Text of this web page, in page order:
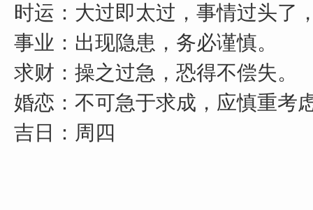
时运：大过即太过，事情过头了
事业：出现隐患，务必谨慎。
求财：操之过急，恐得不偿失。
婚恋：不可急于求成，应慎重考
吉日：周四